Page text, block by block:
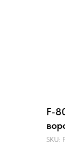
F-
SKU: